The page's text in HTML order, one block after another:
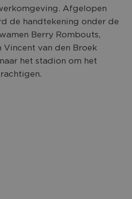
Afgelopen
de handtekening onder de
Berry Rombouts,
Vincent van den Broek
het stadion om het